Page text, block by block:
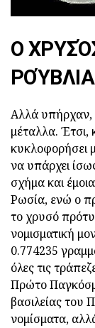
Ο
ΡΟΎΒΛΙΑ
Αλλά υπήρχαν,
μέταλλα. Έτσι,
κυκλοφορήσει
να υπάρχει
σχήμα και
Ρωσία, ενώ ο
το χρυσό
νομισματική
0.774235
όλες τις
Πρώτο
βασιλείας του
νομίσματα,